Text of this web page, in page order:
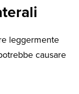
leggermente
causare